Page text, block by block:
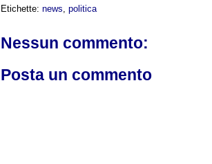
Etichette: news politica
Nessun commento:
Posta un commento